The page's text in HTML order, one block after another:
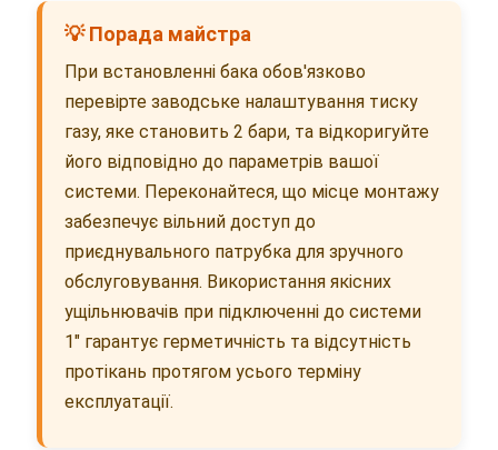
💡 Порада майстра
При встановленні бака обов'язково
перевірте заводське налаштування тиску
газу, яке становить 2 бари, та відкоригуйте
його відповідно до параметрів вашої
системи. Переконайтеся, що місце монтажу
забезпечує вільний доступ до
приєднувального патрубка для зручного
обслуговування. Використання якісних
ущільнювачів при підключенні до системи
1" гарантує герметичність та відсутність
протікань протягом усього терміну
експлуатації.